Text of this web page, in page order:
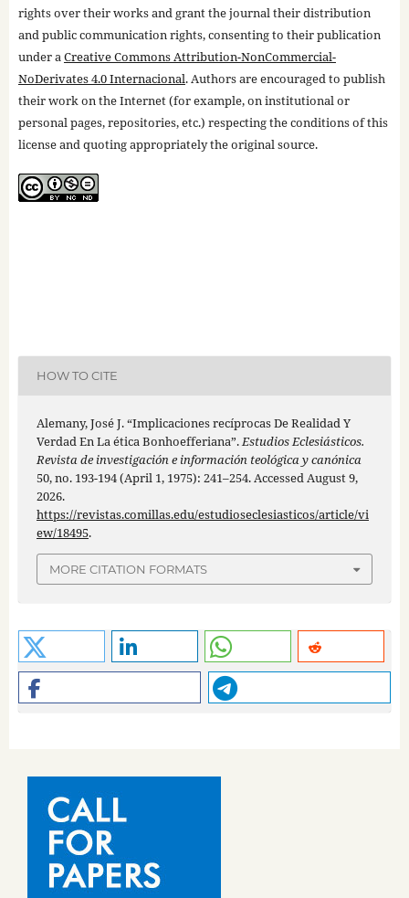
rights over their works and grant the journal their distribution
and public communication rights, consenting to their publication
under aCreative Commons Attribution-NonCommercial-
NoDerivates 4.0 Internacional. Authors are encouraged to publish
their work on the Internet (for example, on institutional or
personal pages, repositories, etc.) respecting the conditions of this
license and quoting appropriately the original source.
HOW TO CITE
Alemany, José J. “Implicaciones recíprocas De Realidad Y
Verdad En La ética Bonhoefferiana”.Estudios Eclesiásticos.
Revista de investigación e información teológica y canónica
50, no. 193-194 (April 1, 1975): 241–254. Accessed August 9,
2026.
https://revistas.comillas.edu/estudioseclesiasticos/article/vi
ew/18495.
MORE CITATION FORMATS